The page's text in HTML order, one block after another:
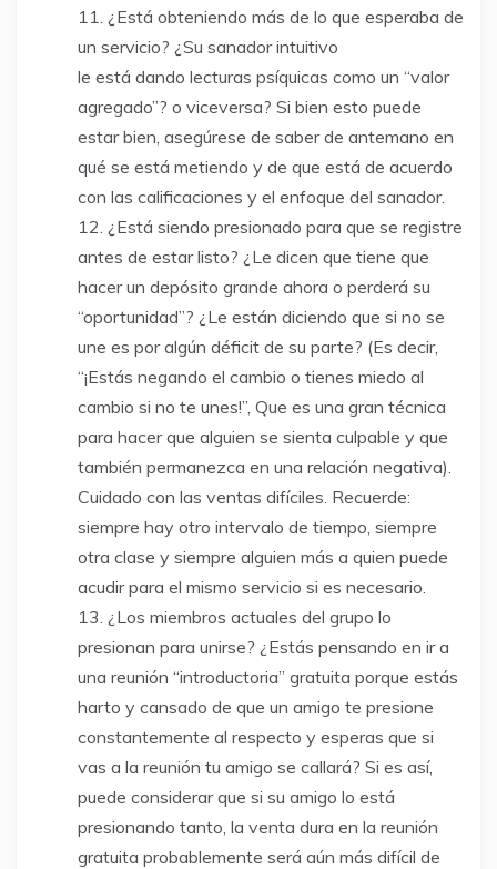
¿Está obteniendo más de lo que esperaba de
un servicio? ¿Su sanador intuitivo
le está dando lecturas psíquicas como un “valor
agregado”? o viceversa? Si bien esto puede
estar bien, asegúrese de saber de antemano en
qué se está metiendo y de que está de acuerdo
con las calificaciones y el enfoque del sanador.
¿Está siendo presionado para que se registre
antes de estar listo? ¿Le dicen que tiene que
hacer un depósito grande ahora o perderá su
“oportunidad”? ¿Le están diciendo que si no se
une es por algún déficit de su parte? (Es decir,
“¡Estás negando el cambio o tienes miedo al
cambio si no te unes!”, Que es una gran técnica
para hacer que alguien se sienta culpable y que
también permanezca en una relación negativa).
Cuidado con las ventas difíciles. Recuerde:
siempre hay otro intervalo de tiempo, siempre
otra clase y siempre alguien más a quien puede
acudir para el mismo servicio si es necesario.
¿Los miembros actuales del grupo lo
presionan para unirse? ¿Estás pensando en ir a
una reunión “introductoria” gratuita porque estás
harto y cansado de que un amigo te presione
constantemente al respecto y esperas que si
vas a la reunión tu amigo se callará? Si es así,
puede considerar que si su amigo lo está
presionando tanto, la venta dura en la reunión
gratuita probablemente será aún más difícil de